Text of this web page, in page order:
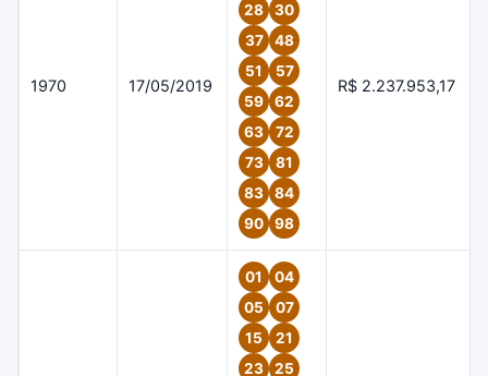
1970 17/05/2019
28
30
37
48
51
57
59
62
63
72
73
81
83
84
90
98
R$ 2.237.953,17
01
04
05
07
15
21
23
25